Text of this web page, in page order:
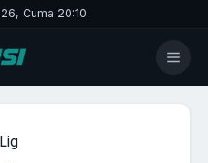
Cuma 20:10